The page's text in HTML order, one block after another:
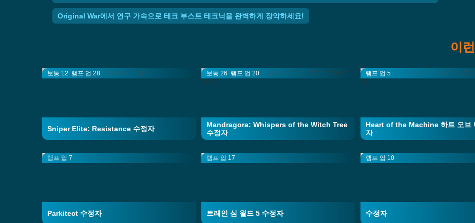
Original War에서 연구 가속으로 테크 부스트 테크닉을 완벽하게 장악하세요!
이
보통 12 램프 업 28
Sniper Elite: Resistance 수정자
보통 26 램프 업 20
Mandragora: Whispers of the Witch Tree
수정자
램프 업 5
Heart of the Machine 하트 오브
자
램프 업 7
Parkitect 수정자
램프 업 17
트레인 심 월드 5 수정자
램프 업 10
수정자